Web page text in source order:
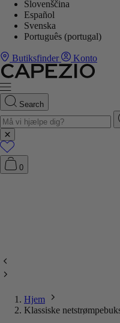
Slovenščina
Español
Svenska
Português (portugal)
Butiksfinder Konto
Search
0
Hjem
Klassiske